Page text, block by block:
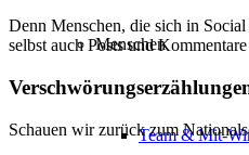
Menschen
Team & Mit-
Denn Menschen, die sich in
selbst auch Posts und
Schauen wir zurück zum